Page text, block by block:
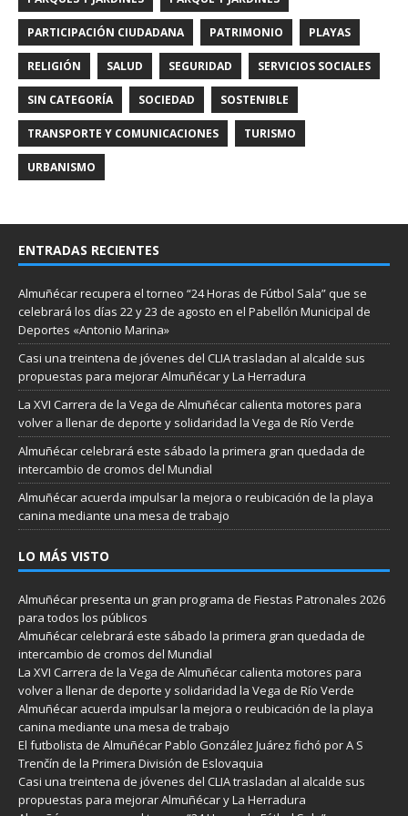
PARTICIPACIÓN CIUDADANA PATRIMONIO PLAYAS
RELIGIÓN SALUD SEGURIDAD SERVICIOS SOCIALES
SIN CATEGORÍA SOCIEDAD SOSTENIBLE
TRANSPORTE Y COMUNICACIONES TURISMO
URBANISMO
ENTRADAS RECIENTES
Almuñécar recupera el torneo “24 Horas de Fútbol Sala” que se
celebrará los días 22 y 23 de agosto en el Pabellón Municipal de
Deportes «Antonio Marina»
Casi una treintena de jóvenes del CLIA trasladan al alcalde sus
propuestas para mejorar Almuñécar y La Herradura
La XVI Carrera de la Vega de Almuñécar calienta motores para
volver a llenar de deporte y solidaridad la Vega de Río Verde
Almuñécar celebrará este sábado la primera gran quedada de
intercambio de cromos del Mundial
Almuñécar acuerda impulsar la mejora o reubicación de la playa
canina mediante una mesa de trabajo
LO MÁS VISTO
Almuñécar presenta un gran programa de Fiestas Patronales 2026
para todos los públicos
Almuñécar celebrará este sábado la primera gran quedada de
intercambio de cromos del Mundial
La XVI Carrera de la Vega de Almuñécar calienta motores para
volver a llenar de deporte y solidaridad la Vega de Río Verde
Almuñécar acuerda impulsar la mejora o reubicación de la playa
canina mediante una mesa de trabajo
El futbolista de Almuñécar Pablo González Juárez fichó por A S
Trenčín de la Primera División de Eslovaquia
Casi una treintena de jóvenes del CLIA trasladan al alcalde sus
propuestas para mejorar Almuñécar y La Herradura